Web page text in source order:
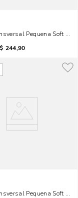
Pequena Soft
244,90
Pequena Soft